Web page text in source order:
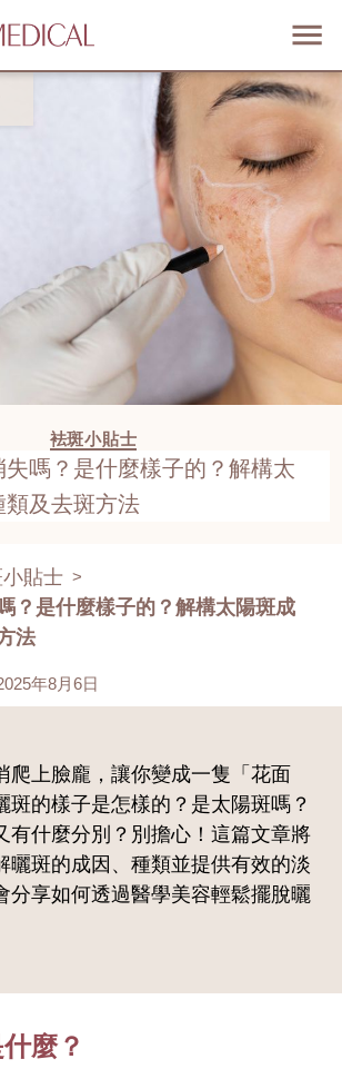
袪斑小貼士
嗎？是什麼樣子的？解構太
類及去斑方法
貼士 >
？是什麼樣子的？解構太陽斑成
法
年8月6日
爬上臉龐，讓你變成一隻「花面
斑的樣子是怎樣的？是太陽斑嗎？
有什麼分別？別擔心！這篇文章將
曬斑的成因、種類並提供有效的淡
分享如何透過醫學美容輕鬆擺脫曬
麼？